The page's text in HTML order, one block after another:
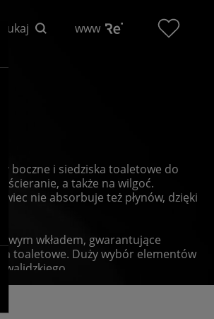
Szukaj www
boczne i siedziska toaletowe do
ścieranie, a także na wilgoć.
nie absorbuje też płynów, dzięki
wkładem, gwarantujące
toaletowe. Duży wybór elementów